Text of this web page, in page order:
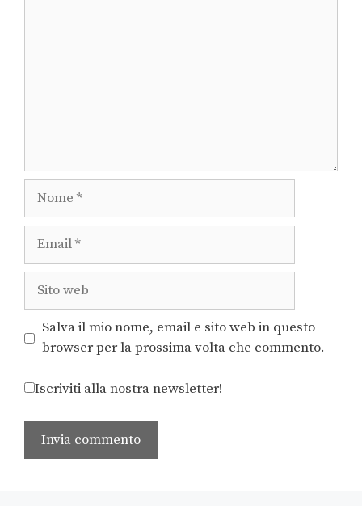
Salva il mio nome, email e sito web in questo
browser per la prossima volta che commento.
Iscriviti alla nostra newsletter!